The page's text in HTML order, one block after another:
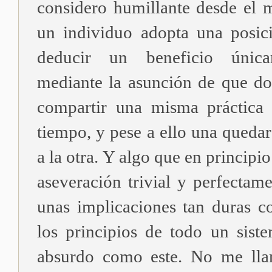
considero humillante desde el
un individuo adopta una
deducir un beneficio
mediante la asunción de que
compartir una misma
tiempo, y pese a ello una
a la otra. Y algo que en
aseveración trivial y
unas implicaciones tan duras
los principios de todo un
absurdo como este. No me